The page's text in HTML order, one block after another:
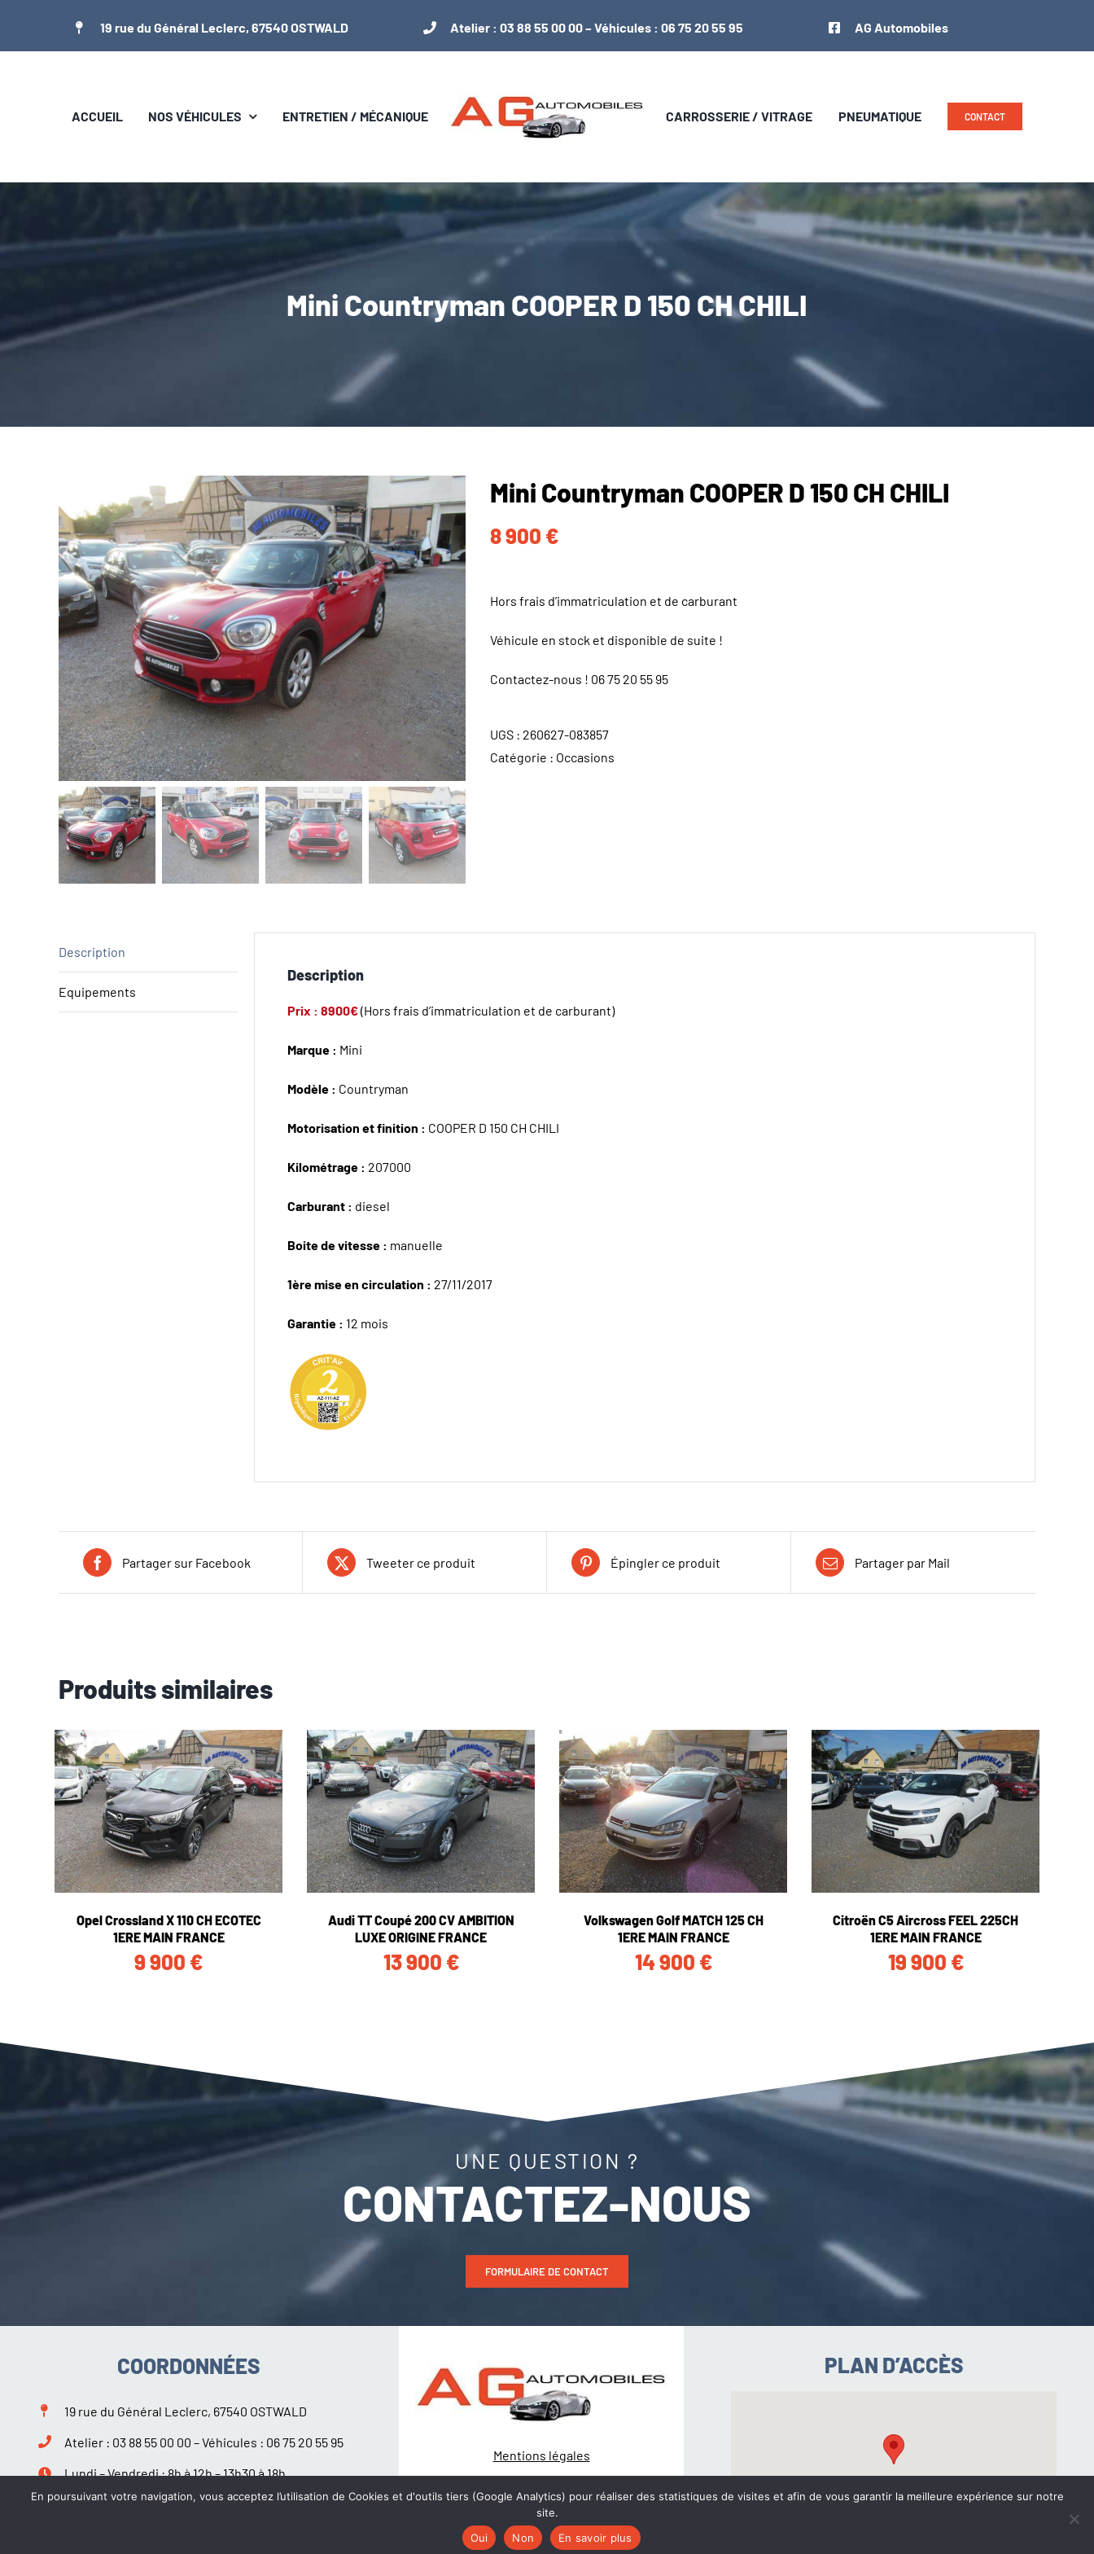
contenu
19 rue du Général Leclerc, 67540 OSTWALD Atelier : 03 88 55 00 00– Véhicules : 06 75 20 55 95 AG Automobiles
ACCUEIL NOS VÉHICULES ENTRETIEN / MÉCANIQUE CARROSSERIE / VITRAGE PNEUMATIQUE CONTACT
Mini Countryman COOPER D 150 CH CHILI
Mini Countryman COOPER D 150 CH CHILI
8 900 €
Hors frais d’immatriculation et de carburant
Véhicule en stock et disponible de suite !
Contactez-nous ! 06 75 20 55 95
UGS : 260627-083857
Catégorie : Occasions
Description
Equipements
Description
Prix : 8900€(Hors frais d’immatriculation et de carburant)
Marque : Mini
Modèle : Countryman
Motorisation et finition : COOPER D 150 CH CHILI
Kilométrage : 207000
Carburant : diesel
Boite de vitesse : manuelle
1ère mise en circulation : 27/11/2017
Garantie : 12 mois
Partager sur Facebook Tweeter ce produit Épingler ce produit Partager par Mail
Produits similaires
Opel Crossland X 110 CH ECOTEC
1ERE MAIN FRANCE
9 900 €
Audi TT Coupé 200 CV AMBITION
LUXE ORIGINE FRANCE
13 900 €
Volkswagen Golf MATCH 125 CH
1ERE MAIN FRANCE
14 900 €
Citroën C5 Aircross FEEL 225CH
1ERE MAIN FRANCE
19 900 €
UNE QUESTION ?
CONTACTEZ-NOUS
FORMULAIRE DE CONTACT
COORDONNÉES
19 rue du Général Leclerc, 67540 OSTWALD
Atelier : 03 88 55 00 00 – Véhicules : 06 75 20 55 95
Lundi – Vendredi : 8h à 12h – 13h30 à 18h
Samedi : 9h à 12h – 14h à 18h
Mentions légales
Politique de Confidentialité
© Création wiwacom
PLAN D’ACCÈS
En poursuivant votre navigation, vous acceptez l’utilisation de Cookies et d'outils tiers (Google Analytics) pour réaliser des statistiques de visites et afin de vous garantir la meilleure expérience sur notre
site.
Oui
Non En savoir plus